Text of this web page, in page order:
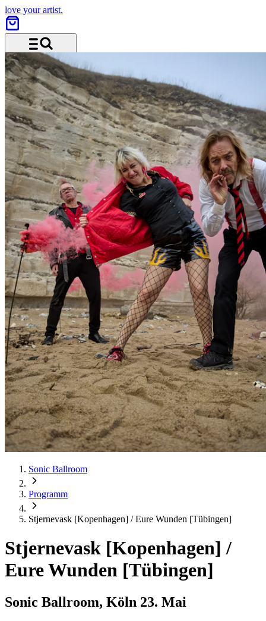
love your artist.
Menü und Suche
Sonic Ballroom
Programm
Stjernevask [Kopenhagen] / Eure Wunden [Tübingen]
Stjernevask [Kopenhagen] /
Eure Wunden [Tübingen]
Sonic Ballroom, Köln 23. Mai